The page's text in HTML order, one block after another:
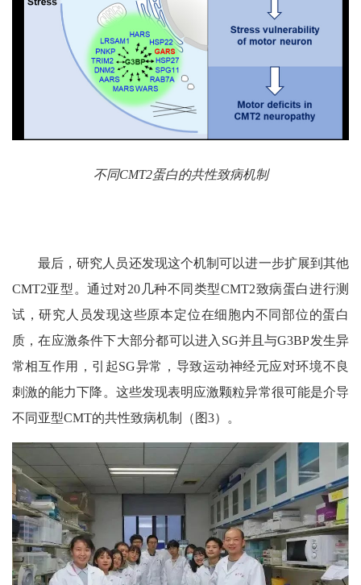
不同CMT2蛋白的共性致病机制
最后，研究人员还发现这个机制可以进一步扩展到其他
CMT2亚型。通过对20几种不同类型CMT2致病蛋白进行测
试，研究人员发现这些原本定位在细胞内不同部位的蛋白
质，在应激条件下大部分都可以进入 SG并且与G3BP发生异
常相互作用，引起SG异常，导致运动神经元应对环境不良
刺激的能力下降。这些发现表明应激颗粒异常很可能是介导
不同亚型CMT的共性致病机制（图3）。